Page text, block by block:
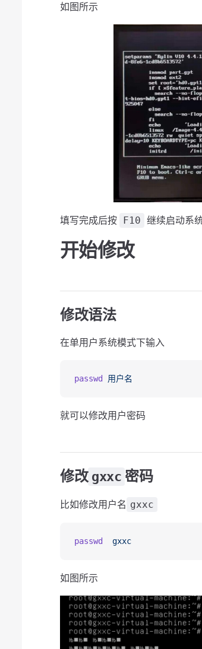
如图所示
填写完成后按 F10 继续启动系
开始修改
修改语法
在单用户系统模式下输入
passwd 用户名
就可以修改用户密码
修改 gxxc 密码
比如修改用户名 gxxc
passwd
  gxxc
如图所示